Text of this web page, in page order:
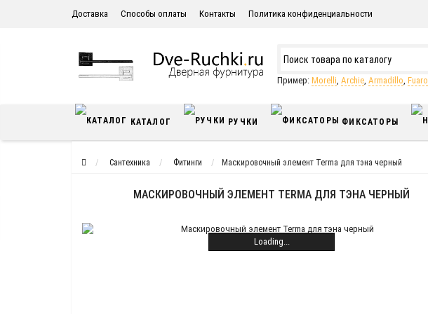
Доставка Способы оплаты Контакты Политика конфиденциальности
Пример: Morelli, Archie, Armadillo, Fuaro
КАТАЛОГ РУЧКИ ФИКСАТОРЫ
Сантехника Фитинги Маскировочный элемент Terma для тэна черный
МАСКИРОВОЧНЫЙ ЭЛЕМЕНТ TERMA ДЛЯ ТЭНА ЧЕРНЫЙ
Loading...